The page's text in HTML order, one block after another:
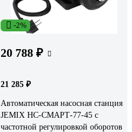
-2%
20 788 ₽
21 285 ₽
Автоматическая насосная станция
JEMIX НС-СМАРТ-77-45 с
частотной регулировкой оборотов